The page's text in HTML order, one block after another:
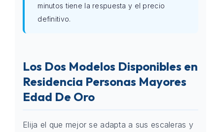
minutos tiene la respuesta y el precio
definitivo.
Los Dos Modelos Disponibles en
Residencia Personas Mayores
Edad De Oro
Elija el que mejor se adapta a sus escaleras y